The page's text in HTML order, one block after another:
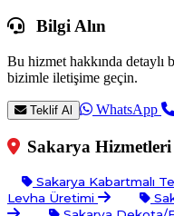
Bilgi Alın
Bu hizmet hakkında
bizimle iletişime geçin.
Teklif Al WhatsApp
Sakarya Hizmetleri
Sakarya Kabartmalı
Levha Üretimi